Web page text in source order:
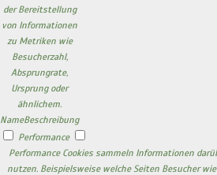
der Bereitstellung
von Informationen
zu Metriken wie
Besucherzahl,
Absprungrate,
Ursprung oder
ähnlichem.
NameBeschreibung
Performance
Performance Cookies sammeln Informationen
nutzen. Beispielsweise welche Seiten Besucher